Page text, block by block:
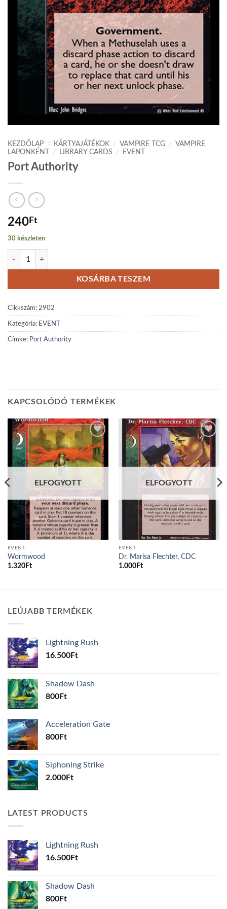
KEZDŐLAP / KÁRTYAJÁTÉKOK / VAMPIRE TCG /
VAMPIRE
LAPONKÉNT
/ LIBRARY CARDS / EVENT
Port Authority
240Ft
30 készleten
Port Authority mennyiség
KOSÁRBA TESZEM
Cikkszám: 2902
Kategória: EVENT
Címke: Port Authority
KAPCSOLÓDÓ TERMÉKEK
Add to
wishlist
ELFOGYOTT
EVENT
Wormwood
1.320Ft
Add to
wishlist
ELFOGYOTT
EVENT
Dr. Marisa Flechter, CDC
1.000Ft
LEÚJABB TERMÉKEK
Lightning Rush
16.500Ft
Shadow Dash
800Ft
Acceleration Gate
800Ft
Siphoning Strike
2.000Ft
LATEST PRODUCTS
Lightning Rush
16.500Ft
Shadow Dash
800Ft